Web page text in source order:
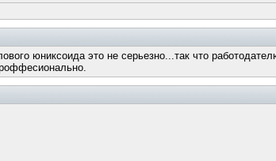
юниксоида это не серьезно...так что